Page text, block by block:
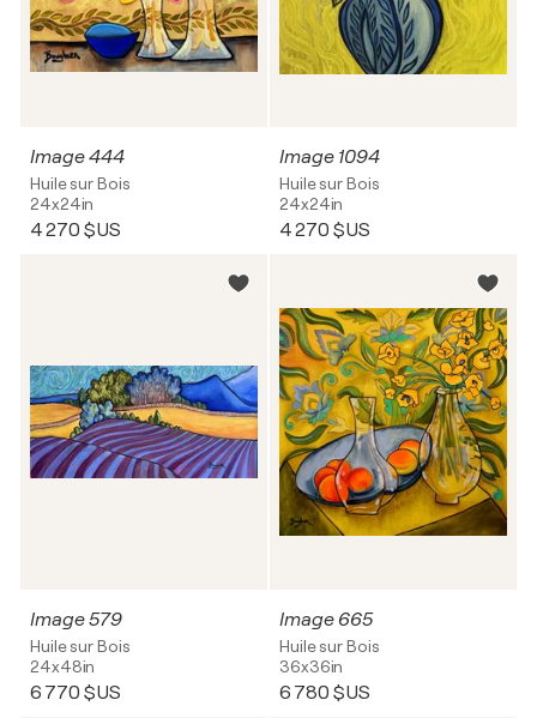
Image 444
Huile sur Bois
24x24in
4 270 $US
Image 1094
Huile sur Bois
24x24in
4 270 $US
Image 579
Huile sur Bois
24x48in
6 770 $US
Image 665
Huile sur Bois
36x36in
6 780 $US